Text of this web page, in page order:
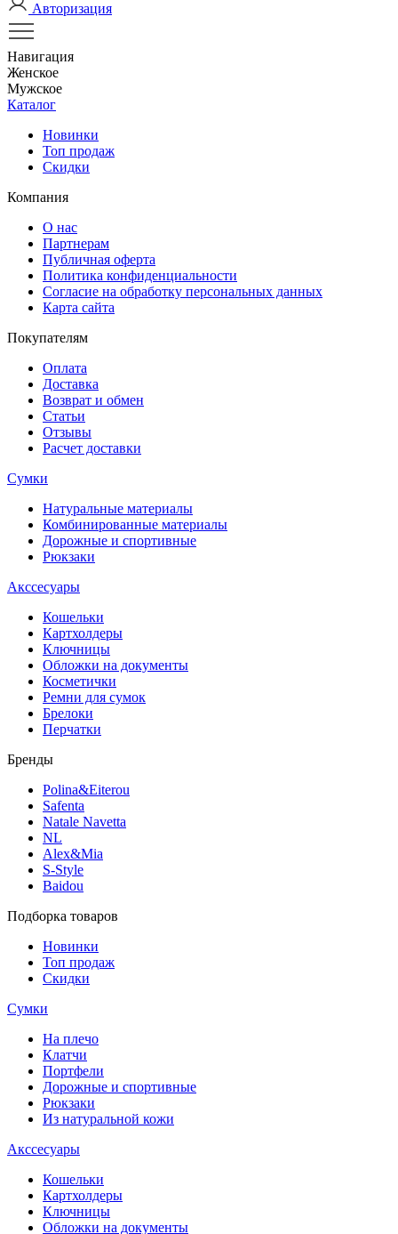
Авторизация
Навигация
Женское
Мужское
Каталог
Новинки
Топ продаж
Скидки
Компания
О нас
Партнерам
Публичная оферта
Политика конфиденциальности
Согласие на обработку персональных данных
Карта сайта
Покупателям
Оплата
Доставка
Возврат и обмен
Статьи
Отзывы
Расчет доставки
Сумки
Натуральные материалы
Комбинированные материалы
Дорожные и спортивные
Рюкзаки
Акссесуары
Кошельки
Картхолдеры
Ключницы
Обложки на документы
Косметички
Ремни для сумок
Брелоки
Перчатки
Бренды
Polina&Eiterou
Safenta
Natale Navetta
NL
Alex&Mia
S-Style
Baidou
Подборка товаров
Новинки
Топ продаж
Скидки
Сумки
На плечо
Клатчи
Портфели
Дорожные и спортивные
Рюкзаки
Из натуральной кожи
Акссесуары
Кошельки
Картхолдеры
Ключницы
Обложки на документы